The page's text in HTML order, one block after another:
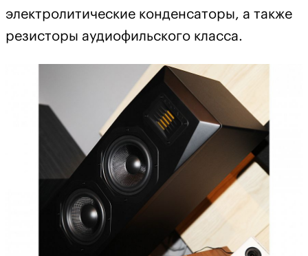
электролитические конденсаторы, а также
резисторы аудиофильского класса.